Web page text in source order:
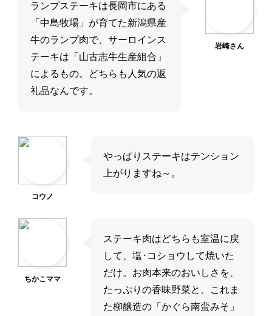
岩崎さん
ランプステーキは長岡市にある
「中島牧場」が育てた新潟県産
牛のランプ肉で、サーロインス
テーキは「山古志牛生産組合」
によるもの。どちらも人気の返
礼品なんです。
コウノ
やっぱりステーキはテンション
上がりますね～。
ちかこママ
ステーキ肉はどちらも室温に戻
して、塩･コショウして焼いた
だけ。お肉本来のおいしさを、
たっぷりの香味野菜と、これま
た柳醸造の「かぐら南蛮みそ」